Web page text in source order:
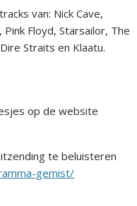
van: Nick Cave,
Floyd, Starsailor, The
Straits en Klaatu.
op de website
te beluisteren
gemist/